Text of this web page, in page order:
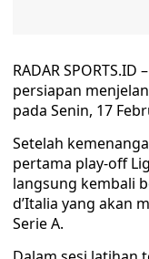
RADAR
persiapan
pada Senin, 17
Setelah
pertama play-off
langsung kembali
d’Italia yang akan
Serie A.